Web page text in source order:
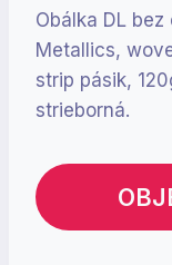
Obálka DL
Metallics,
strip pásik,
strieborná.